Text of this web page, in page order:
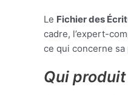
Le Fichier des
cadre, l’expert-
ce qui concerne
Qui produit